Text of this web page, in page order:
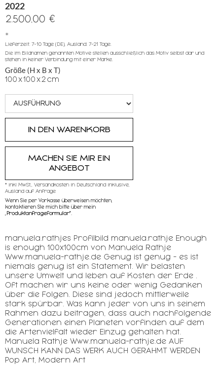
2022
2.500,00 €
*
Lieferzeit: 7-10 Tage (DE), Ausland: 7-21 Tage.
Die im Bildnamen genannten Motive stellen ausschließlich das Motiv selbst dar und
stehen in keiner Verbindung mit einer Marke.
Größe (H x B x T)
100x100x2 cm
MACHEN SIE MIR EIN
ANGEBOT
* inkl MwSt,, Versandkosten in Deutschland inklusive,
Ausland auf Anfrage
Wenn Sie per Vorkasse überweisen möchten,
kontaktieren SIe mich bitte über mein
Produktanfrageformular"
manuela.rathjes Profilbild manuela.rathje Enough
is enough 100x100cm von Manuela Rathje
Www.manuela-rathje.de Genug ist genug - es ist
niemals genug ist ein Statement. Wir belasten
unsere Umwelt und leben auf Kosten der Erde .
Oft machen wir uns keine oder wenig Gedanken
über die Folgen. Diese sind jedoch mittlerweile
stark spürbar. Was kann jeder von uns in seinem
Rahmen dazu beitragen, dass auch nachfolgende
Generationen einen Planeten vorfinden auf dem
die Artenvielfalt wieder Einzug gehalten hat.
Manuela Rathje Www.manuela-rathje.de AUF
WUNSCH KANN DAS WERK AUCH GERAHMT WERDEN
Pop Art, Modern Art